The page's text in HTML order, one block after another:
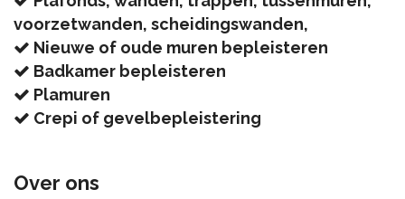
voorzetwanden, scheidingswanden,
Nieuwe of oude muren bepleisteren
Badkamer bepleisteren
Plamuren
Crepi of gevelbepleistering
Over ons